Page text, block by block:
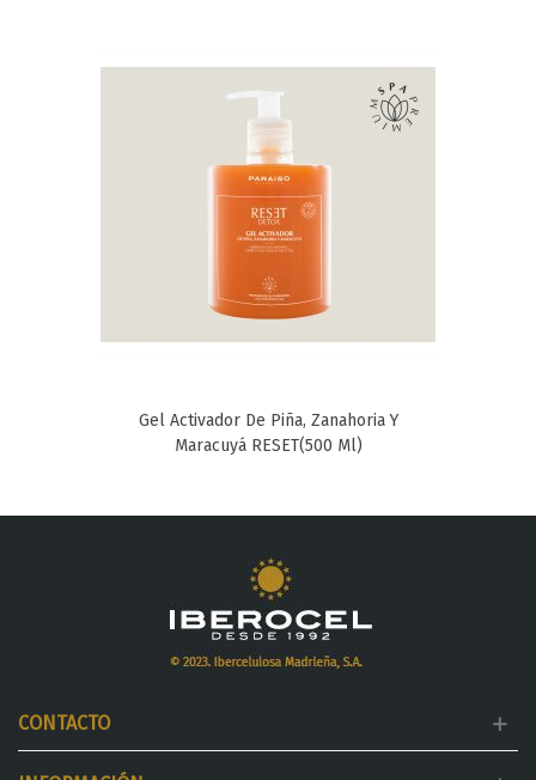
Gel Activador De Piña, Zanahoria Y
Maracuyá RESET(500 Ml)
CONTACTO